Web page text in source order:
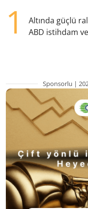
1
Altında güçlü
ABD istihdam
Sponsorlu |